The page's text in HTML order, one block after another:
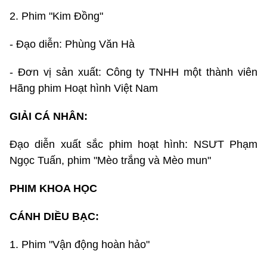
2. Phim "Kim Đồng"
- Đạo diễn: Phùng Văn Hà
- Đơn vị sản xuất: Công ty TNHH một thành viên
Hãng phim Hoạt hình Việt Nam
GIẢI CÁ NHÂN:
Đạo diễn xuất sắc phim hoạt hình: NSƯT Phạm
Ngọc Tuấn, phim "Mèo trắng và Mèo mun"
PHIM KHOA HỌC
CÁNH DIỀU BẠC:
1. Phim "Vận động hoàn hảo"